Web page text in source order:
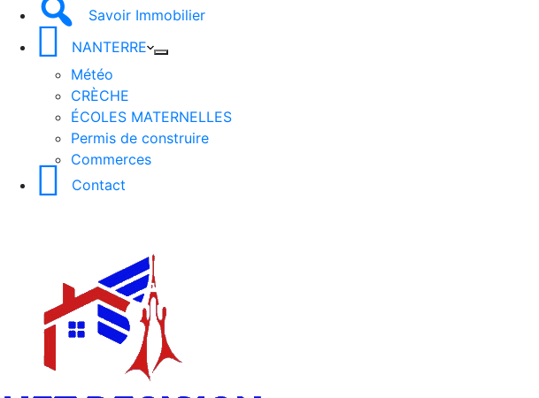
Savoir Immobilier
NANTERRE
Météo
CRÈCHE
ÉCOLES MATERNELLES
Permis de construire
Commerces
Contact